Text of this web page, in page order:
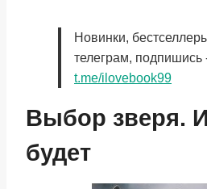
Новинки,
телеграм, подпишись
t.me/ilovebook99
Выбор зверя.
будет